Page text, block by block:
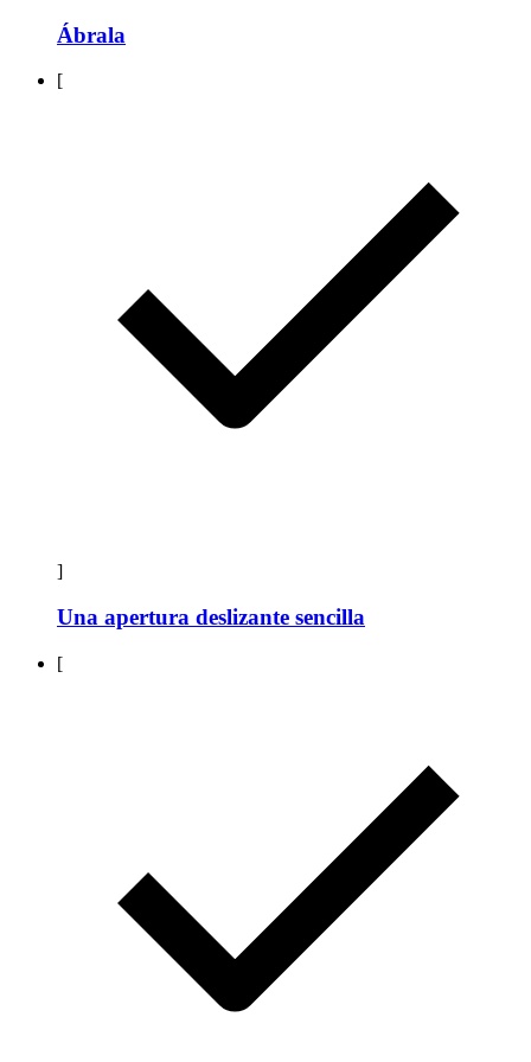
Ábrala
[
]
Una apertura deslizante sencilla
[